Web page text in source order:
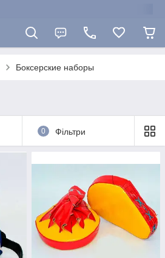
Боксерские наборы
0 Фільтри